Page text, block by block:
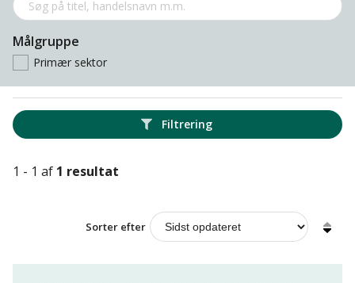
Målgruppe
Primær sektor
Filtrering
1 - 1 af 1 resultat
Sorter efter